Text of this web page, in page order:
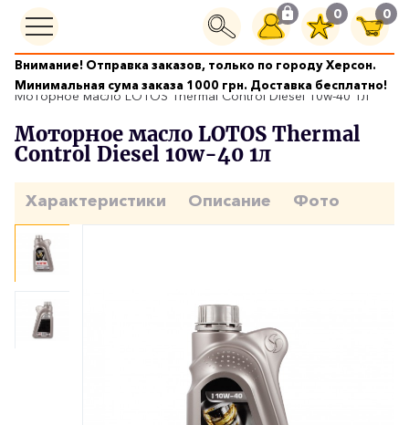
0 0
Внимание! Отправка заказов, только по городу Херсон.
Минимальная сума заказа 1000 грн. Доставка бесплатно!
Моторные масла
Моторное масло LOTOS Thermal Control Diesel 10w-40 1л
Моторное масло LOTOS Thermal
Control Diesel 10w-40 1л
Характеристики Описание Фото